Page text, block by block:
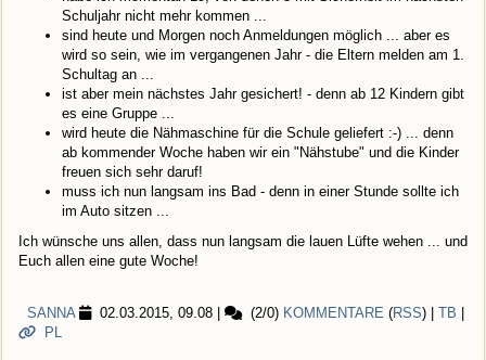
Schuljahr nicht mehr kommen ...
sind heute und Morgen noch Anmeldungen möglich ... aber es
wird so sein, wie im vergangenen Jahr - die Eltern melden am 1.
Schultag an ...
ist aber mein nächstes Jahr gesichert! - denn ab 12 Kindern gibt
es eine Gruppe ...
wird heute die Nähmaschine für die Schule geliefert :-) ... denn
ab kommender Woche haben wir ein "Nähstube" und die Kinder
freuen sich sehr daruf!
muss ich nun langsam ins Bad - denn in einer Stunde sollte ich
im Auto sitzen ...
Ich wünsche uns allen, dass nun langsam die lauen Lüfte wehen ... und
Euch allen eine gute Woche!
SANNA 02.03.2015, 09.08 (2/0) KOMMENTARE (RSS) | TB
PL